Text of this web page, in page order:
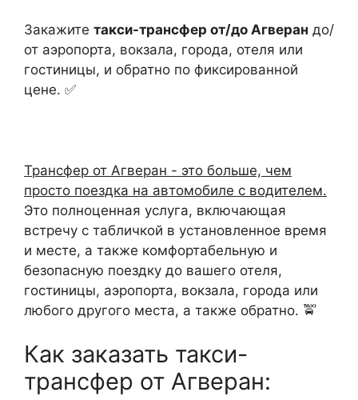
Закажите такси-трансфер от/до Агверан до/
от аэропорта, вокзала, города, отеля или
гостиницы, и обратно по фиксированной
цене. ✅
Трансфер от Агверан - это больше, чем
просто поездка на автомобиле с водителем.
Это полноценная услуга, включающая
встречу с табличкой в установленное время
и месте, а также комфортабельную и
безопасную поездку до вашего отеля,
гостиницы, аэропорта, вокзала, города или
любого другого места, а также обратно. 🚖
Как заказать такси-
трансфер от Агверан: